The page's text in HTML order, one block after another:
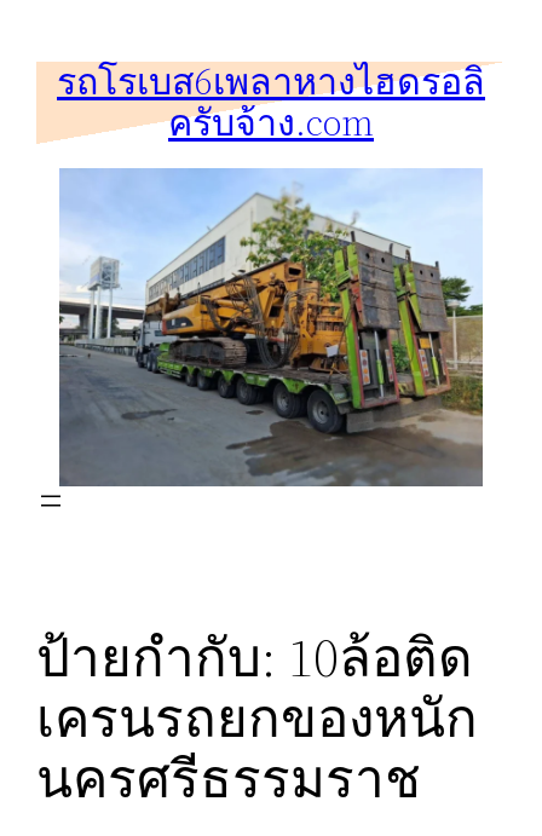
รถโรเบส6เพลาหางไฮดรอลิ
ครับจ้าง.com
ป้ายกำกับ: 10ล้อติด
เครนรถยกของหนัก
นครศรีธรรมราช